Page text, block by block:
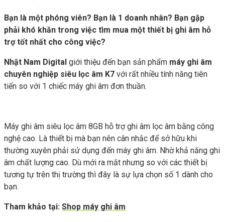
Bạn là một phóng viên? Bạn là 1 doanh nhân? Bạn gặp
phải khó khăn trong việc tìm mua một thiết bị ghi âm hỗ
trợ tốt nhất cho công việc?
Nhật Nam Digital giới thiệu đến bạn sản phẩm máy ghi âm
chuyên nghiệp siêu lọc âm K7 với rất nhiều tính năng tiên
tiến so với 1 chiếc máy ghi âm đơn thuần.
Máy ghi âm siêu lọc âm 8GB hỗ trợ ghi âm lọc âm bằng công
nghệ cao. Là thiết bị mà bạn nên cân nhắc để sở hữu khi
thường xuyên phải sử dụng đến máy ghi âm. Nhờ khả năng ghi
âm chất lượng cao. Dù mới ra mắt nhưng so với các thiết bị
tương tự trên thị trường thì đây là sự lựa chọn số 1 dành cho
bạn.
Tham khảo tại: Shop máy ghi âm